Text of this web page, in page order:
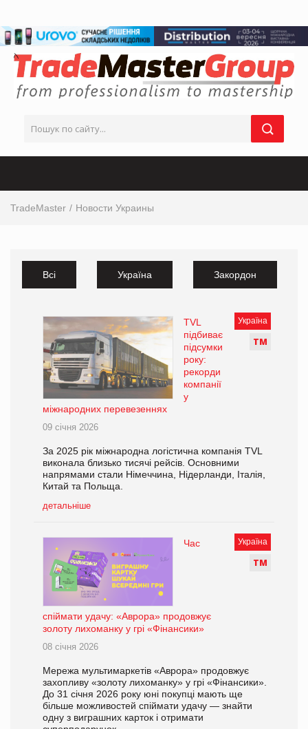
TradeMaster Новости Украины
Всі Україна Закордон
Україна
ТМ
TVL
підбиває
підсумки
року:
рекорди
компанії
у
міжнародних перевезеннях
09 січня 2026
За 2025 рік міжнародна логістична компанія TVL
виконала близько тисячі рейсів. Основними
напрямами стали Німеччина, Нідерланди, Італія,
Китай та Польща.
детальніше
Україна
ТМ
Час
спіймати удачу: «Аврора» продовжує
золоту лихоманку у грі «Фінансики»
08 січня 2026
Мережа мультимаркетів «Аврора» продовжує
захопливу «золоту лихоманку» у грі «Фінансики».
До 31 січня 2026 року юні покупці мають ще
більше можливостей спіймати удачу — знайти
одну з виграшних карток і отримати